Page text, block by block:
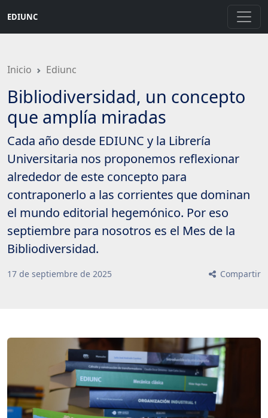
contenido
EDIUNC
Inicio Ediunc
Bibliodiversidad, un concepto
que amplía miradas
Cada año desde EDIUNC y la Librería
Universitaria nos proponemos reflexionar
alrededor de este concepto para
contraponerlo a las corrientes que dominan
el mundo editorial hegemónico. Por eso
septiembre para nosotros es el Mes de la
Bibliodiversidad.
17 de septiembre de 2025 Compartir